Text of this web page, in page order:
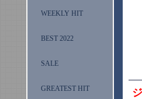
WEEKLY HIT
BEST 2022
SALE
GREATEST HIT